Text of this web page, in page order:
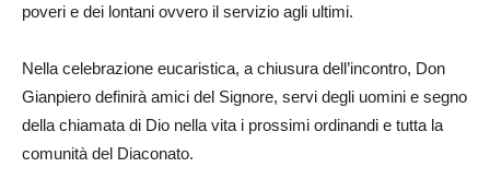
poveri e dei lontani ovvero il servizio agli ultimi.
Nella celebrazione eucaristica, a chiusura dell’incontro, Don
Gianpiero definirà amici del Signore, servi degli uomini e segno
della chiamata di Dio nella vita i prossimi ordinandi e tutta la
comunità del Diaconato.